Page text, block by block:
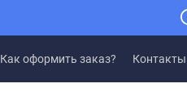
Как оформить заказ? Контакты